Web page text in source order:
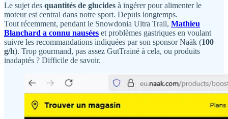
Le sujet des quantités de glucides à ingérer pour alimenter le
moteur est central dans notre sport. Depuis longtemps.
Tout récemment, pendant le Snowdonia Ultra Trail, Mathieu
Blanchard a connu nausées et problèmes gastriques en voulant
suivre les recommandations indiquées par son sponsor Naäk (100
g/h). Trop gourmand, pas assez GutTrainé à cela, ou produits
inadaptés ? Difficile de savoir.